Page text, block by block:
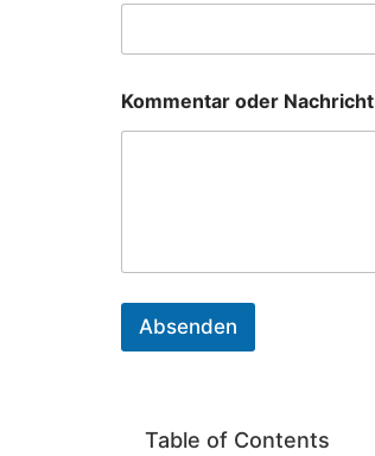
i
r
Kommentar oder Nachricht
Absenden
Table of Contents